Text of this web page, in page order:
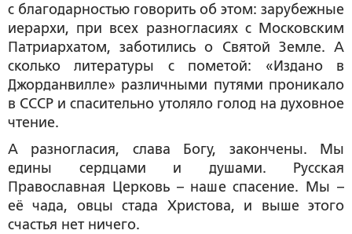
с благодарностью говорить об этом: зарубежные
иерархи, при всех разногласиях с Московским
Патриархатом, заботились о Святой Земле. А
сколько литературы с пометой: «Издано в
Джорданвилле» различными путями проникало
в СССР и спасительно утоляло голод на духовное
чтение.
А разногласия, слава Богу, закончены. Мы
едины сердцами и душами. Русская
Православная Церковь – наше спасение. Мы –
её чада, овцы стада Христова, и выше этого
счастья нет ничего.